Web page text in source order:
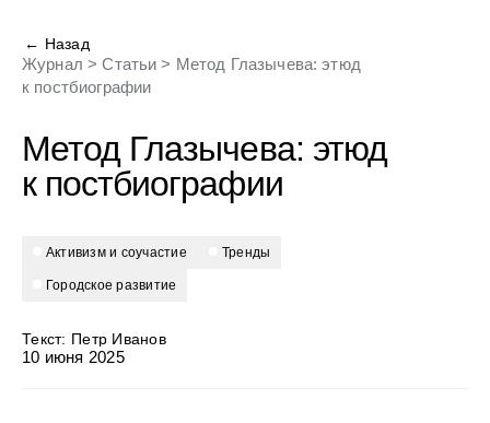
← Назад
Журнал >Статьи > Метод Глазычева: этюд
к постбиографии
Метод Глазычева: этюд
к постбиографии
активизм и соучастие тренды
городское развитие
10 июня 2025
Текст: Петр Иванов